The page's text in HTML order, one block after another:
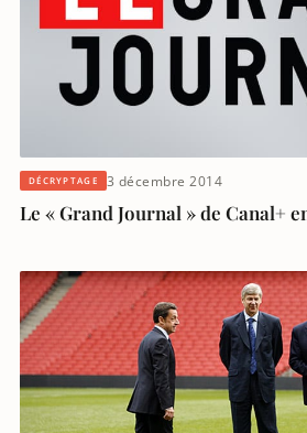
DÉCRYPTAGE 3 décembre 2014
Le « Grand Journal » de Canal+